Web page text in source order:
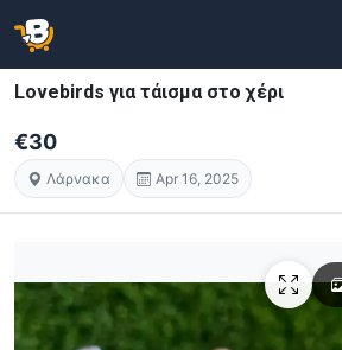
Lovebirds για τάισμα στο χέρι
€30
Λάρνακα Apr 16, 2025